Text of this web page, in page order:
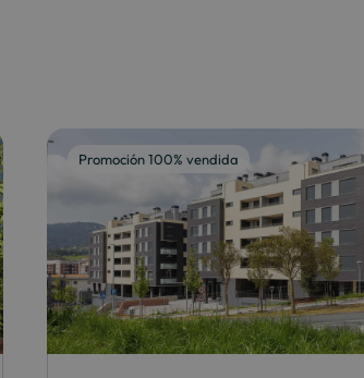
Promoción 100% vendida